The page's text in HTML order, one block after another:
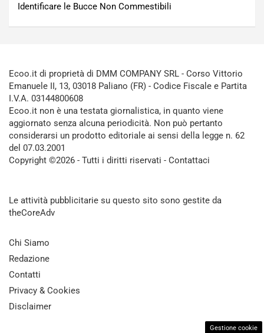
Identificare le Bucce Non Commestibili
Ecoo.it di proprietà di DMM COMPANY SRL - Corso Vittorio
Emanuele II, 13, 03018 Paliano (FR) - Codice Fiscale e Partita
I.V.A. 03144800608
Ecoo.it non è una testata giornalistica, in quanto viene
aggiornato senza alcuna periodicità. Non può pertanto
considerarsi un prodotto editoriale ai sensi della legge n. 62
del 07.03.2001
Copyright ©2026 - Tutti i diritti riservati - Contattaci
Le attività pubblicitarie su questo sito sono gestite da
theCoreAdv
Chi Siamo
Redazione
Contatti
Privacy & Cookies
Disclaimer
Gestione cookie